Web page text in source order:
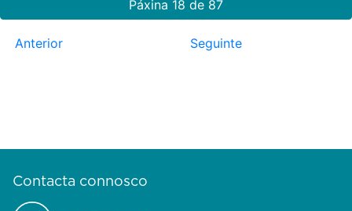
Páxina 18 de 87
Anterior Seguinte
Contacta connosco